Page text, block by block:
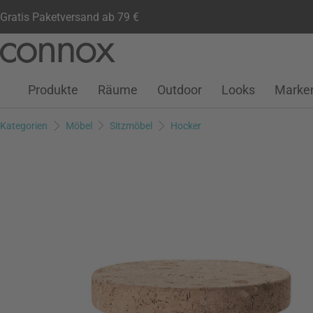
Gratis Paketversand ab 79 €
Seiteninhalt
Suchfeld
Kundenkonto
Wunschliste
Warenkorb
Produkte Räume Outdoor Looks
Kategorien Möbel Sitzmöbel Hocker